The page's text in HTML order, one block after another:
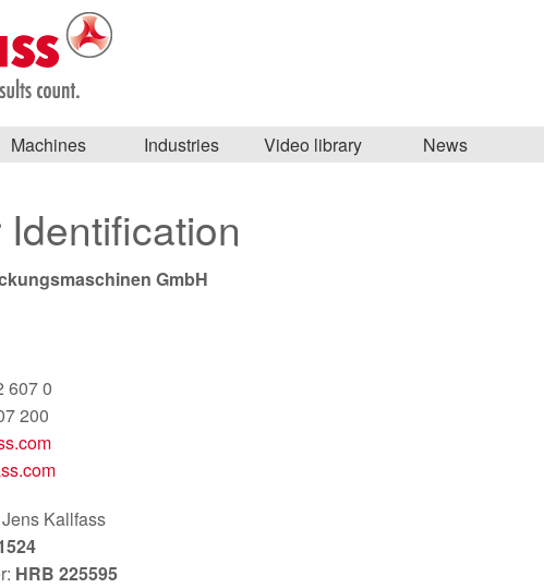
Machines Industries Video library News
GmbH
607 0
200
Kallfass
HRB 225595